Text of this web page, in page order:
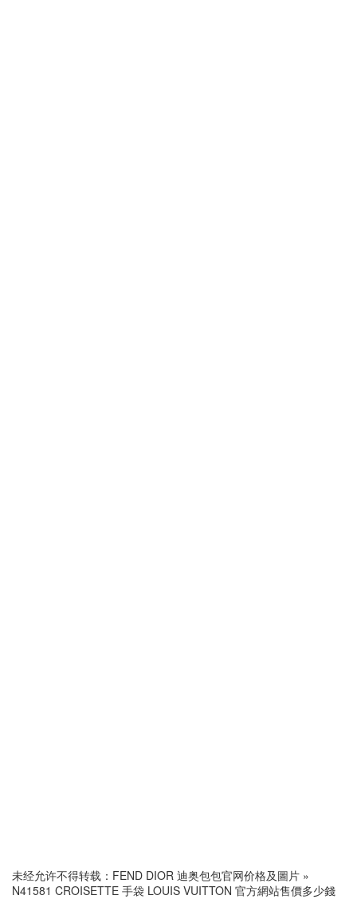
未经允许不得转载： FEND DIOR 迪奥包包官网价格及圖片 »
N41581 CROISETTE 手袋 LOUIS VUITTON 官方網站售價多少錢